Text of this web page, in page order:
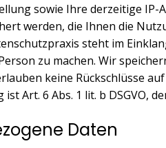
sowie Ihre derzeitige IP-
werden, die Ihnen die
steht im
zu machen. Wir
keine Rückschlüsse
Art. 6 Abs. 1 lit. b DSGVO,
Daten